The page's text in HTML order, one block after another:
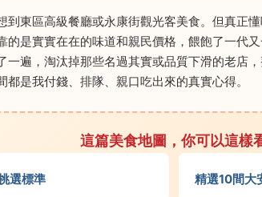
到東區高級餐廳或永康街觀光客美食。但真正
的是實實在在的味道和親民價格，餵飽了一代
一遍，淘汰掉那些名過其實或品質下滑的老店
是我付錢、排隊、親口吃出來的真實心得。
這篇美食地圖，你可以這樣
選標準 精選10間大